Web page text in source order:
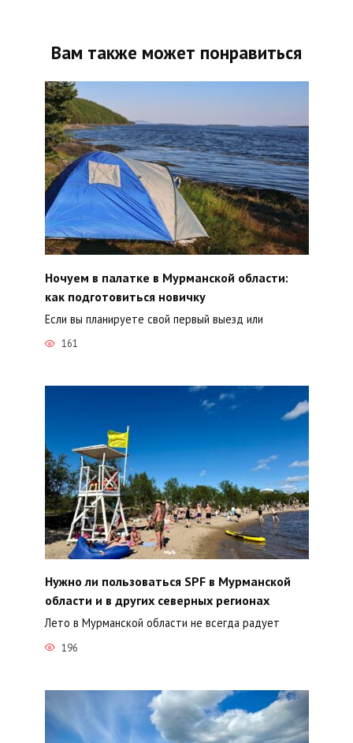
Вам также может понравиться
Ночуем в палатке в Мурманской области:
как подготовиться новичку
Если вы планируете свой первый выезд или
161
Нужно ли пользоваться SPF в Мурманской
области и в других северных регионах
Лето в Мурманской области не всегда радует
196